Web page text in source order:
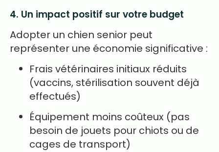
4. Un impact positif sur votre budget
Adopter un chien senior peut
représenter une économie significative :
Frais vétérinaires initiaux réduits
(vaccins, stérilisation souvent déjà
effectués)
Équipement moins coûteux (pas
besoin de jouets pour chiots ou de
cages de transport)